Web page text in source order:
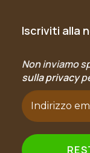
Iscriviti alla
Non inviamo
sulla privacy